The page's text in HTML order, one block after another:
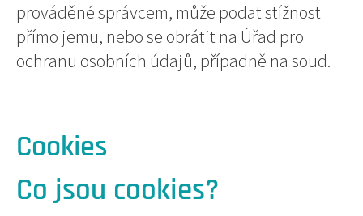
prováděné správcem, může podat stížnost
přímo jemu, nebo se obrátit na Úřad pro
ochranu osobních údajů, případně na soud.
Cookies
Co jsou cookies?